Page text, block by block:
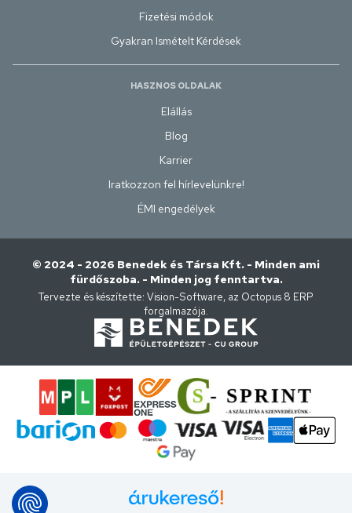
Fizetési módok
Gyakran Ismételt Kérdések
HASZNOS OLDALAK
Elállás
Blog
Karrier
Iratkozzon fel hírlevelünkre!
ÉMI engedélyek
© 2024 - 2026 Benedek és Társa Kft. - Minden ami
fürdőszoba. - Minden jog fenntartva.
Tervezte és készítette: Vision-Software, az Octopus 8 ERP
forgalmazója.